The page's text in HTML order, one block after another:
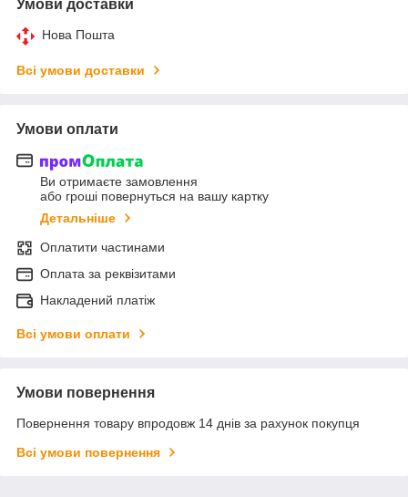
Умови доставки
Нова Пошта
Всі умови доставки
Умови оплати
Ви отримаєте замовлення
або гроші повернуться на вашу картку
Детальніше
Оплатити частинами
Оплата за реквізитами
Накладений платіж
Всі умови оплати
Умови повернення
Повернення товару впродовж 14 днів за рахунок покупця
Всі умови повернення